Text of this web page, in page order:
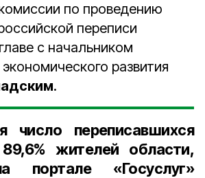
по проведению
переписи
с начальником
развития
.
число переписавшихся
89,6% жителей области,
«Госуслуг»